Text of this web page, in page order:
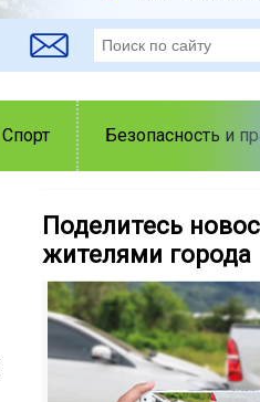
Спорт Безопасность и
Поделитесь
жителями города